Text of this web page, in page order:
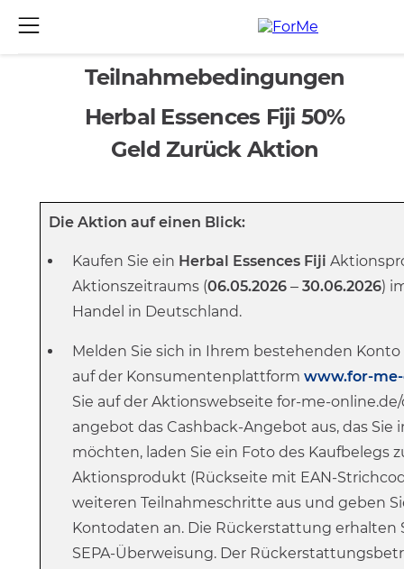
Teilnahmebedingungen
Herbal Essences Fiji 50%
Geld Zurück Aktion
Die Aktion auf einen Blick:
Kaufen Sie ein Herbal Essences Fiji
Aktionszeitraums (06.05.2026 –30.06.2026)
Handel in Deutschland.
Melden Sie sich in Ihrem bestehenden
auf der Konsumentenplattformwww.for-
Sie auf der Aktionswebseite for-me-
angebot das Cashback-Angebot aus, das
möchten, laden Sie ein Foto des Kaufbelegs
Aktionsprodukt (Rückseite mit EAN-
weiteren Teilnahmeschritte aus und geben
Kontodaten an. Die Rückerstattung erhalten
SEPA-Überweisung. Der